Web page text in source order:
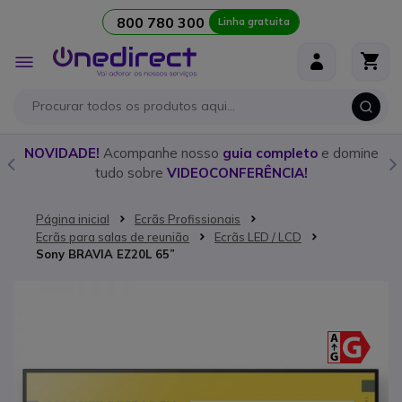
800 780 300 Linha gratuita
Alternar
Nav
NOVIDADE! Acompanhe nosso guia completoe domine
tudo sobre VIDEOCONFERÊNCIA!
Página inicial
Ecrãs Profissionais
Ecrãs para salas de reunião
Ecrãs LED / LCD
Sony BRAVIA EZ20L 65”